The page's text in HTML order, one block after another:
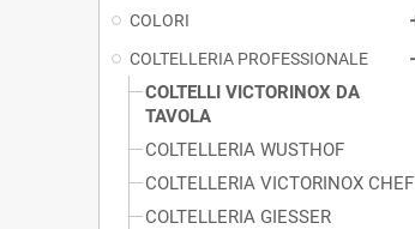
COLORI
COLTELLERIA PROFESSIONALE
COLTELLI VICTORINOX DA
TAVOLA
COLTELLERIA WUSTHOF
COLTELLERIA VICTORINOX CHEF
COLTELLERIA GIESSER